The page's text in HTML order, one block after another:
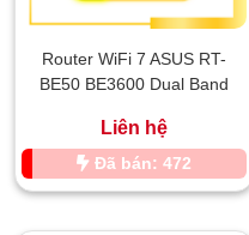
Router WiFi 7 ASUS RT-
BE50 BE3600 Dual Band
Liên hệ
Đã bán: 472